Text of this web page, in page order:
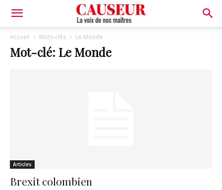
voix
maîtres
Accueil Mots-clés Le Monde
Mot-clé: Le Monde
Articles
Brexit colombien